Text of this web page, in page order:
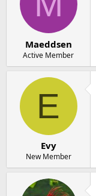
Maeddsen
Active Member
E
Evy
New Member